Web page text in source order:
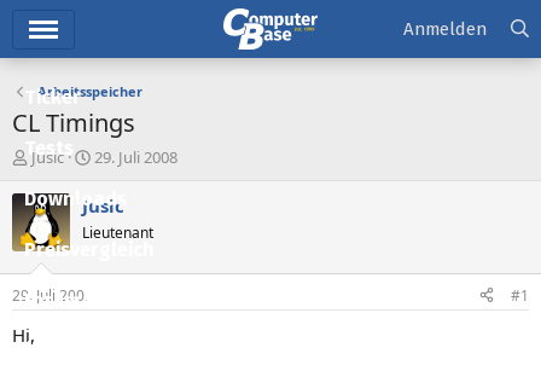
Ticker
Tests
Downloads
Preisvergleich
Forum
Aktuelles
Anmelden
Arbeitsspeicher
CL Timings
E
s
t
e
e
Jusic
E
s
e
t
29. Juli 2008
Jusic
Lieutenant
29. Juli 2008 #1
Hi,